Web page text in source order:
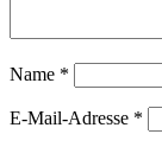
Name *
E-Mail-Adresse *